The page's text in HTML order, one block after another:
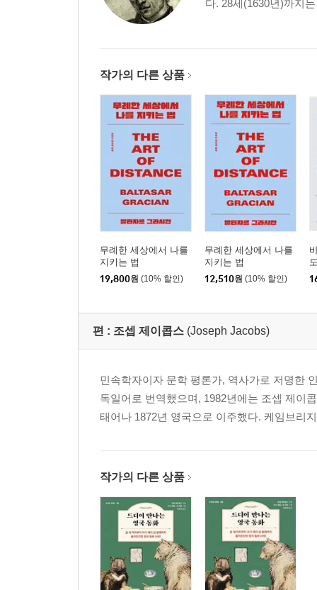
22알맞은 지식을 가진 사람44p
23흠결이 없어야 한다 45p
26사람마다 가진 약점을 찾아라 48p
27넓이보다 깊이를 중시하라 49p
28모든 면에서 평범하지 않아야 한다 50p
29강직한 사람 51p
30평판이 나쁜 일에는 관여하지 말라 52p
31운 좋은 사람을 선택하고 불운한 자를 피하라 53p
32자애로움이라는 명성을 얻어라 54p
33물러날 때를 알아라 55p
34자신의 강점을 파악하라 56p
35깊이 생각하고 중요한 일의 경우엔 더더욱 그렇
36행동할 때든, 그만두려 할 때든, 자신의 운을 헤
37약간의 냉소를 비축하여 적절히 사용하라 59p
40사람들의 호의를 얻는 법 62p
42타고난 지배자 64p
43생각은 소수처럼 하고 말은 다수에 맞춰라65p
44위대한 정신과의 교감 66p
48내면에 철저하라70p
49관찰력과 판단력 71p
50자존심을 잃지 말라 72p
51선택을 잘하는 법을 알아야 한다73p
52절대 평정심을 잃지 말라74p
53부지런함과 지능 75p
다. 28세(1630년)까지
작가의 다른 상품
무례한 세상에서 나를
지키는 법
19,800원 (10% 할인)
무례한 세상에서 나를
지키는 법
12,510원 (10% 할인)
편 : 조셉 제이콥스 (Joseph Jacobs)
민속학자이자 문학 평론가, 역사가로 저명한
독일어로 번역했으며, 1982년에는 조셉 제이
태어나 1872년 영국으로 이주했다. 케임브리
작가의 다른 상품